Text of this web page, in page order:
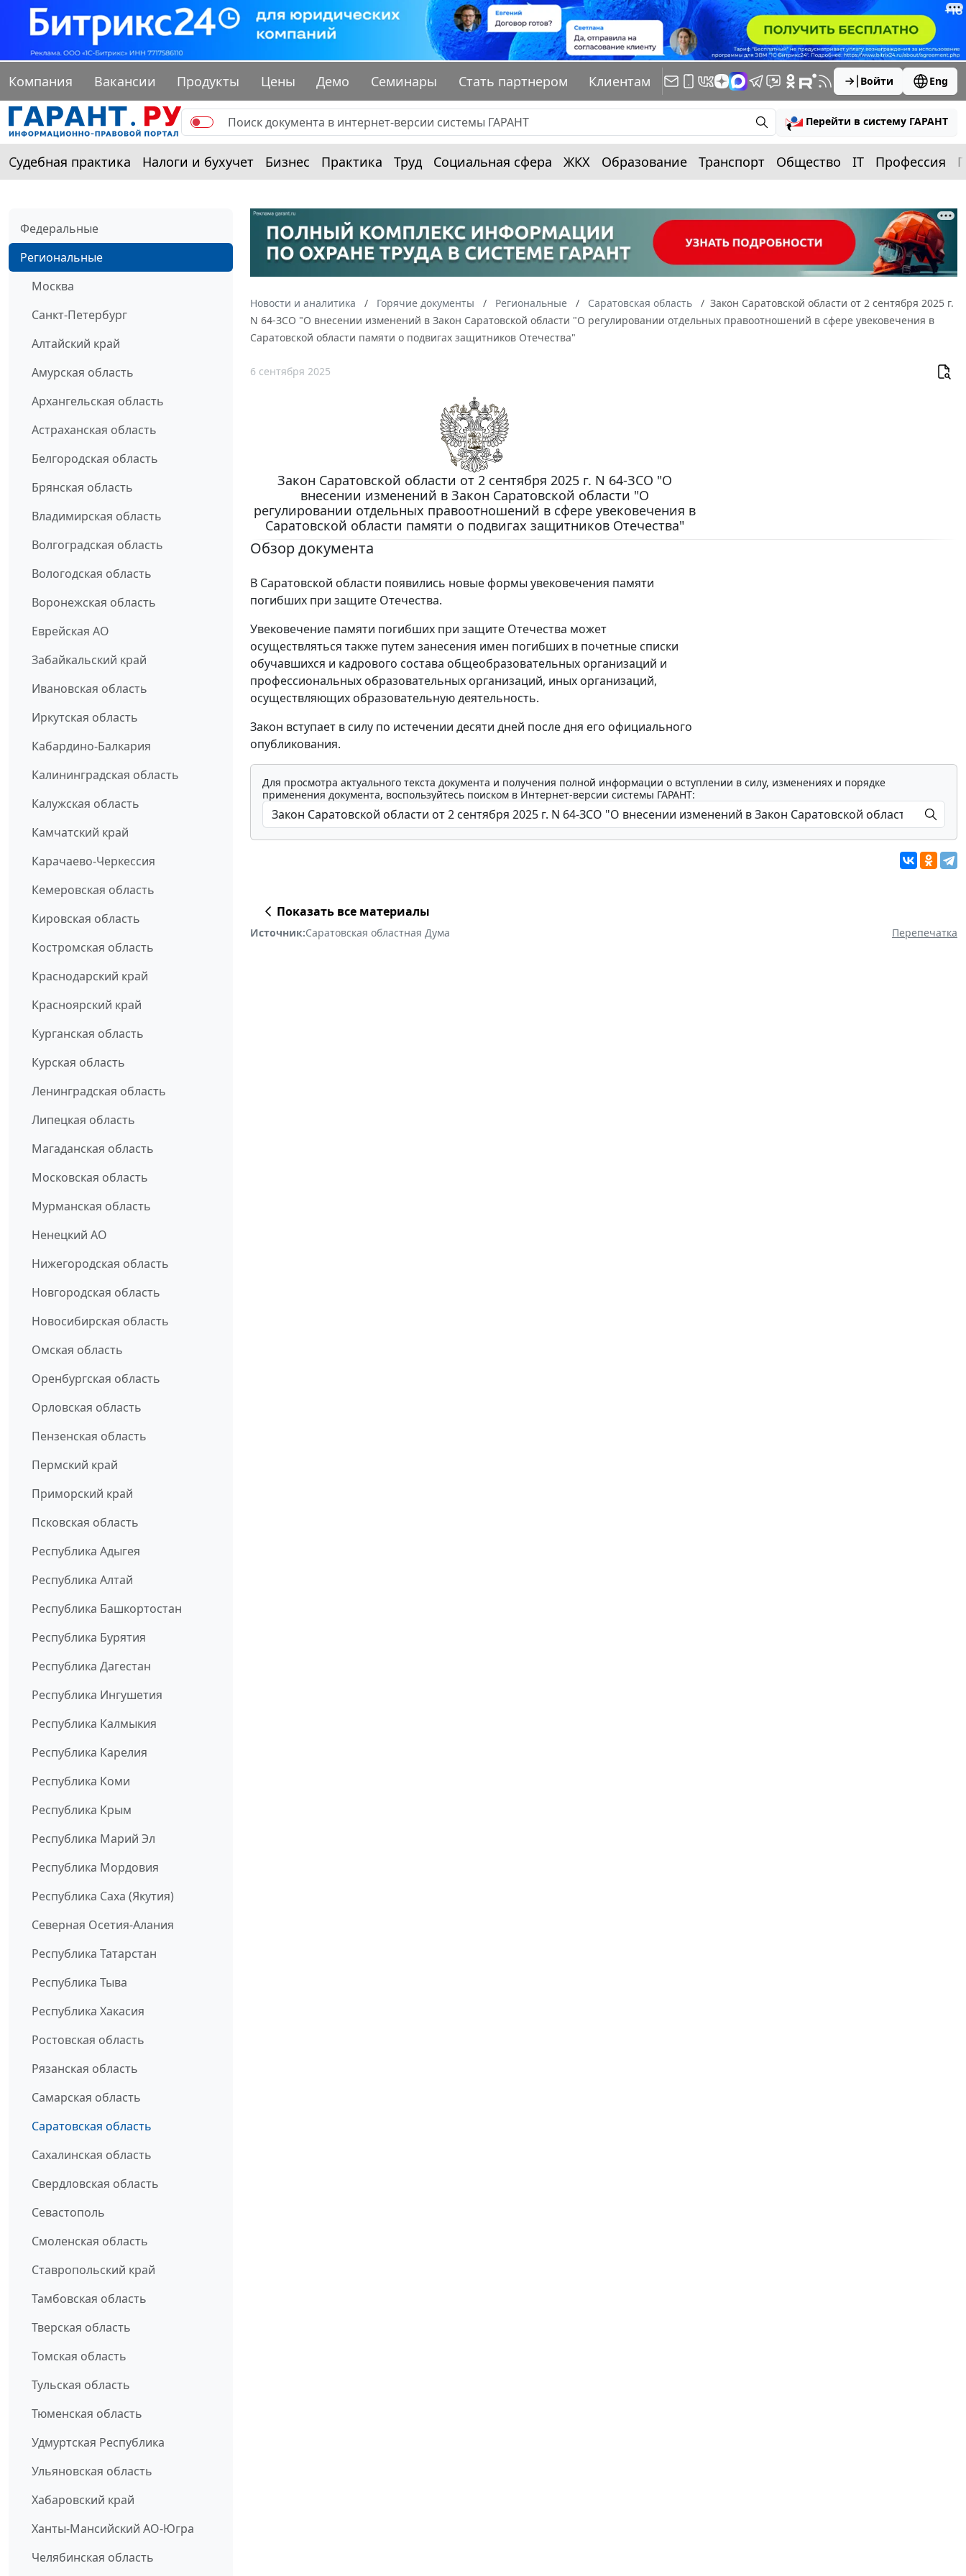
Компания Вакансии Продукты Цены Демо Семинары Стать партнером Клиентам Войти Eng
Перейти в систему ГАРАНТ
Судебная практика Налоги и бухучет Бизнес Практика Труд Социальная сфера ЖКХ Образование Транспорт Общество IT Профессия
Федеральные
Региональные
Москва
Санкт-Петербург
Алтайский край
Амурская область
Архангельская область
Астраханская область
Белгородская область
Брянская область
Владимирская область
Волгоградская область
Вологодская область
Воронежская область
Еврейская АО
Забайкальский край
Ивановская область
Иркутская область
Кабардино-Балкария
Калининградская область
Калужская область
Камчатский край
Карачаево-Черкессия
Кемеровская область
Кировская область
Костромская область
Краснодарский край
Красноярский край
Курганская область
Курская область
Ленинградская область
Липецкая область
Магаданская область
Московская область
Мурманская область
Ненецкий АО
Нижегородская область
Новгородская область
Новосибирская область
Омская область
Оренбургская область
Орловская область
Пензенская область
Пермский край
Приморский край
Псковская область
Республика Адыгея
Республика Алтай
Республика Башкортостан
Республика Бурятия
Республика Дагестан
Республика Ингушетия
Республика Калмыкия
Республика Карелия
Республика Коми
Республика Крым
Республика Марий Эл
Республика Мордовия
Республика Саха (Якутия)
Северная Осетия-Алания
Республика Татарстан
Республика Тыва
Республика Хакасия
Ростовская область
Рязанская область
Самарская область
Саратовская область
Сахалинская область
Свердловская область
Севастополь
Смоленская область
Ставропольский край
Тамбовская область
Тверская область
Томская область
Тульская область
Тюменская область
Удмуртская Республика
Ульяновская область
Хабаровский край
Ханты-Мансийский АО-Югра
Челябинская область
Новости и аналитика Горячие документы Региональные Саратовская область
Закон Саратовской области от 2 сентября 2025 г.
N 64-ЗСО "О внесении изменений в Закон Саратовской области "О регулировании отдельных правоотношений в сфере увековечения в
Саратовской области памяти о подвигах защитников Отечества"
6 сентября 2025
Закон Саратовской области от 2 сентября 2025 г. N 64-ЗСО "О
внесении изменений в Закон Саратовской области "О
регулировании отдельных правоотношений в сфере увековечения в
Саратовской области памяти о подвигах защитников Отечества"
Обзор документа
В Саратовской области появились новые формы увековечения памяти
погибших при защите Отечества.
Увековечение памяти погибших при защите Отечества может
осуществляться также путем занесения имен погибших в почетные списки
обучавшихся и кадрового состава общеобразовательных организаций и
профессиональных образовательных организаций, иных организаций,
осуществляющих образовательную деятельность.
Закон вступает в силу по истечении десяти дней после дня его официального
опубликования.
Для просмотра актуального текста документа и получения полной информации о вступлении в силу, изменениях и порядке
применения документа, воспользуйтесь поиском в Интернет-версии системы ГАРАНТ:
Показать все материалы
Источник:Саратовская областная Дума Перепечатка